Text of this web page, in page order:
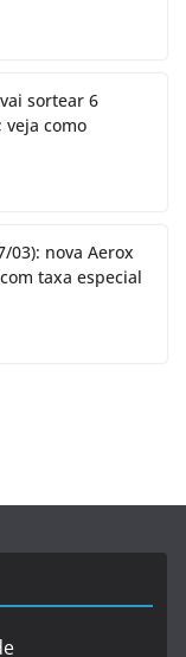
sortear 6
veja como
03): nova Aerox
taxa especial